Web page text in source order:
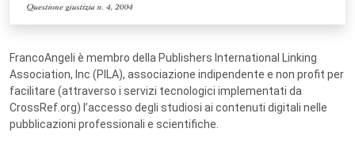
FrancoAngeli è membro della Publishers International Linking
Association, Inc (PILA), associazione indipendente e non profit per
facilitare (attraverso i servizi tecnologici implementati da
CrossRef.org) l’accesso degli studiosi ai contenuti digitali nelle
pubblicazioni professionali e scientifiche.